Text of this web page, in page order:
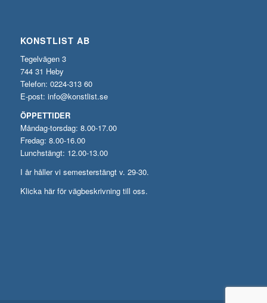
KONSTLIST AB
Tegelvägen 3
744 31 Heby
Telefon: 0224-313 60
E-post: info@konstlist.se
ÖPPETTIDER
Måndag-torsdag: 8.00-17.00
Fredag: 8.00-16.00
Lunchstängt: 12.00-13.00
I år håller vi semesterstängt v. 29-30.
Klicka här för vägbeskrivning till oss.